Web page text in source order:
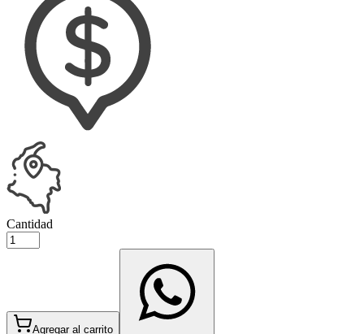
Cantidad
Agregar al carrito